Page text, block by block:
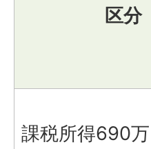
区分
課税所得690